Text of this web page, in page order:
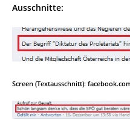
Ausschnitte:
Screen (Textausschnitt):